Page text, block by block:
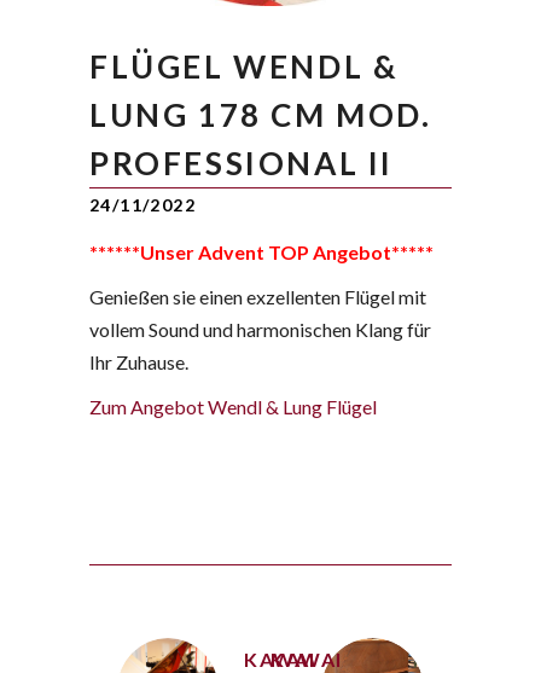
FLÜGEL WENDL &
LUNG 178 CM MOD.
PROFESSIONAL II
24/11/2022
******Unser Advent TOP Angebot*****
Genießen sie einen exzellenten Flügel mit
vollem Sound und harmonischen Klang für
Ihr Zuhause.
Zum Angebot Wendl & Lung Flügel
KAWAI
KAWAI